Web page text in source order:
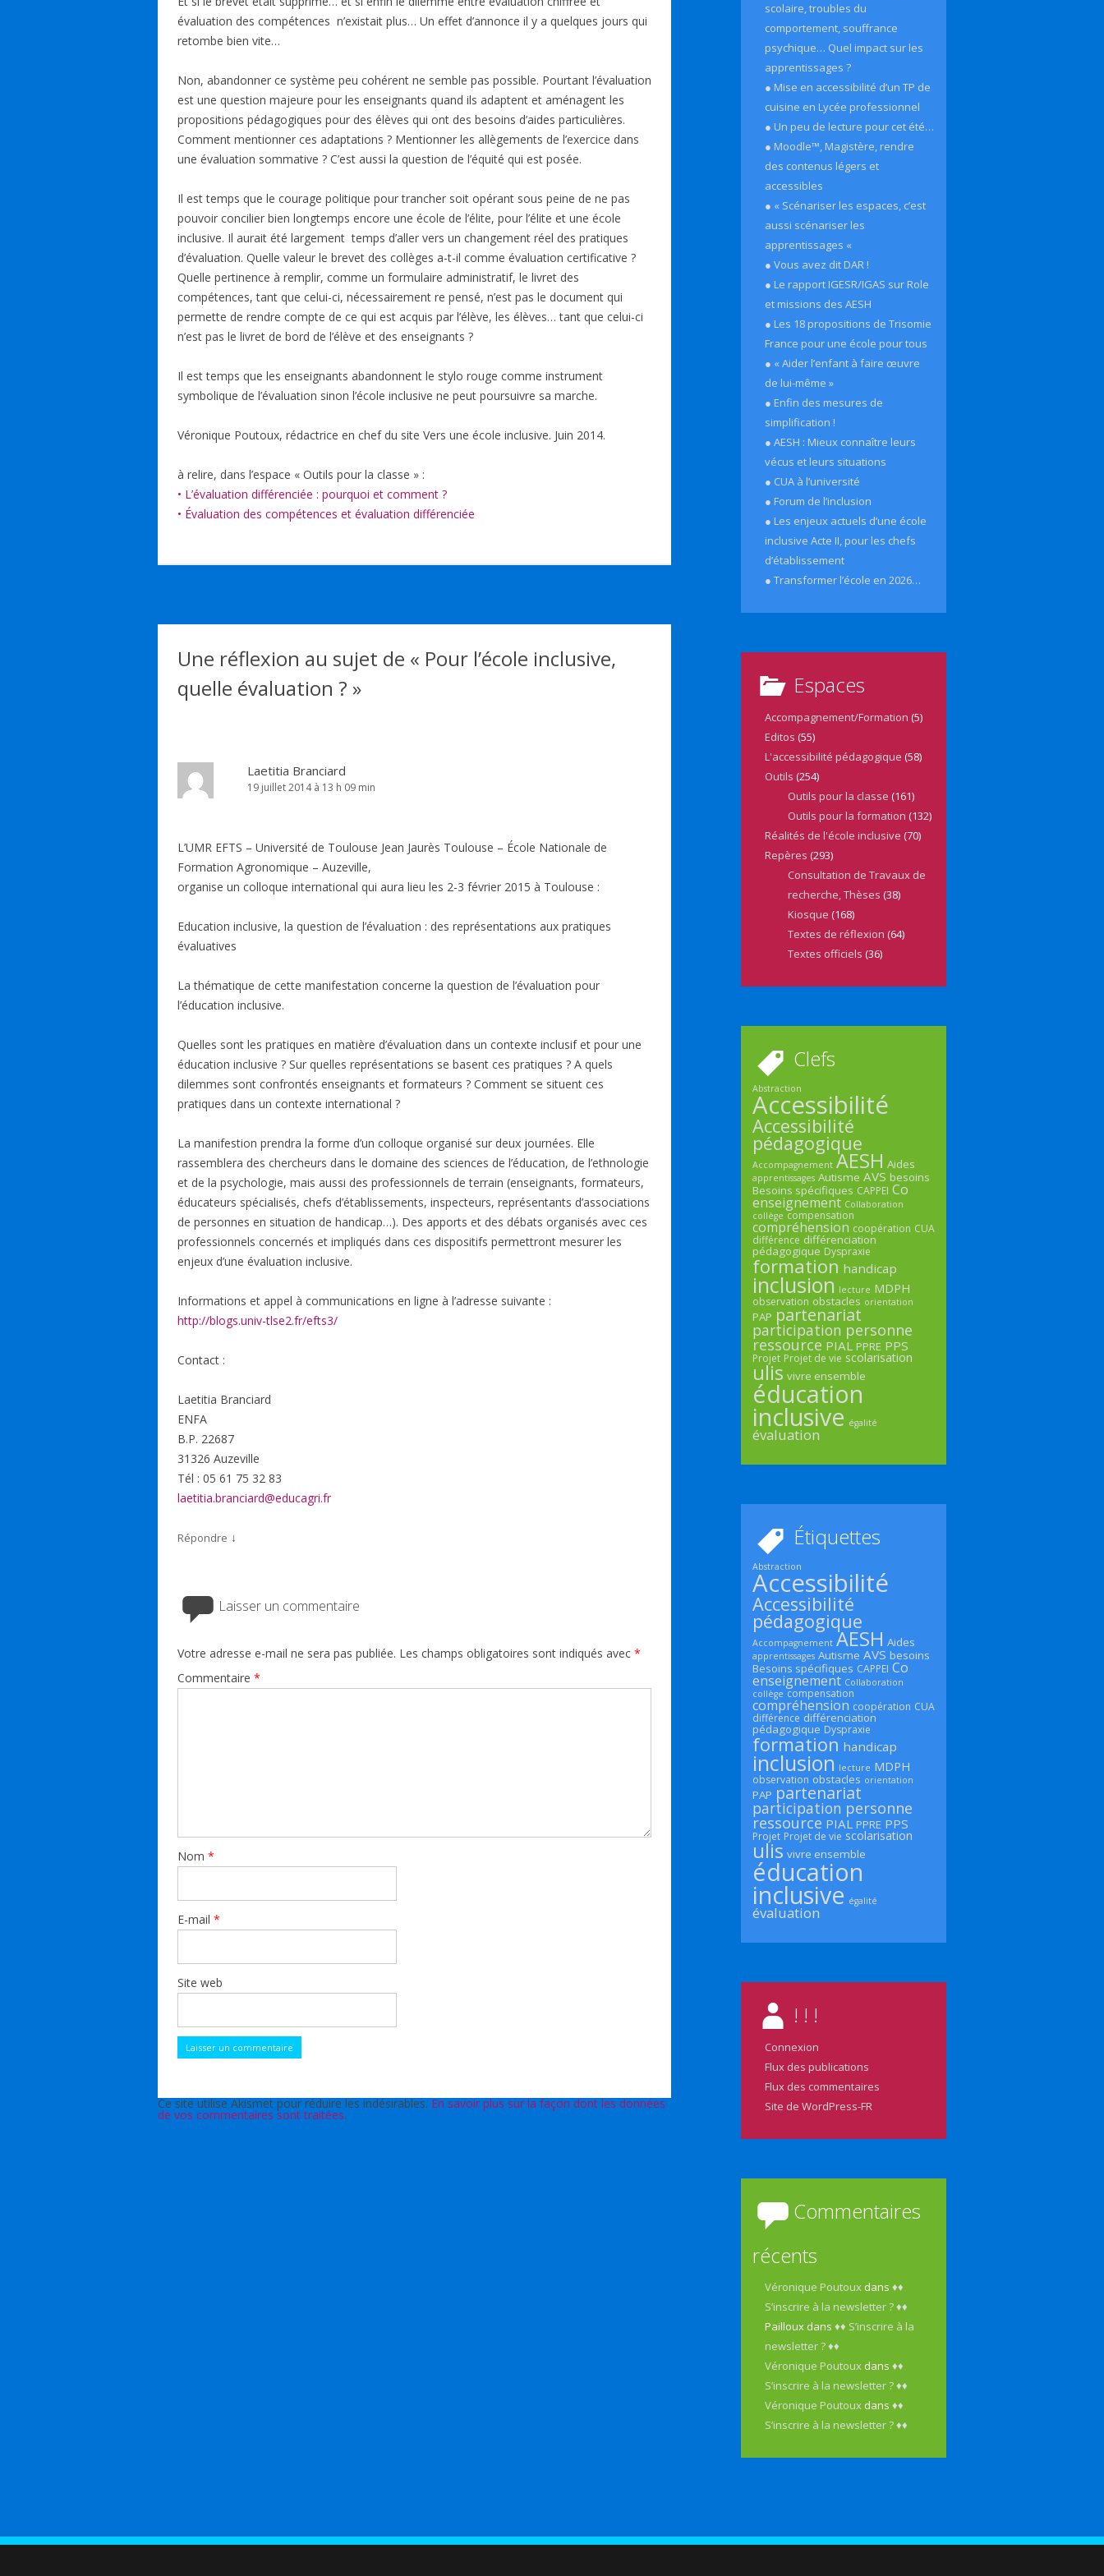
e
b
o
o
k
k
e
n
at
s
p
p
e
y
ai ta
er
évaluation des compétences n’existait plus… Un effet d’annonce il y a quelques jours qui
retombe bien vite…
Non, abandonner ce système peu cohérent ne semble pas possible. Pourtant l’évaluation
est une question majeure pour les enseignants quand ils adaptent et aménagent les
propositions pédagogiques pour des élèves qui ont des besoins d’aides particulières.
Comment mentionner ces adaptations ? Mentionner les allègements de l’exercice dans
une évaluation sommative ? C’est aussi la question de l’équité qui est posée.
Il est temps que le courage politique pour trancher soit opérant sous peine de ne pas
pouvoir concilier bien longtemps encore une école de l’élite, pour l’élite et une école
inclusive. Il aurait été largement temps d’aller vers un changement réel des pratiques
d’évaluation. Quelle valeur le brevet des collèges a-t-il comme évaluation certificative ?
Quelle pertinence à remplir, comme un formulaire administratif, le livret des
compétences, tant que celui-ci, nécessairement re pensé, n’est pas le document qui
permette de rendre compte de ce qui est acquis par l’élève, les élèves… tant que celui-ci
n’est pas le livret de bord de l’élève et des enseignants ?
Il est temps que les enseignants abandonnent le stylo rouge comme instrument
symbolique de l’évaluation sinon l’école inclusive ne peut poursuivre sa marche.
Véronique Poutoux, rédactrice en chef du site Vers une école inclusive. Juin 2014.
à relire, dans l’espace « Outils pour la classe » :
• L’évaluation différenciée : pourquoi et comment ?
• Évaluation des compétences et évaluation différenciée
Une réflexion au sujet de « Pour l’école inclusive,
quelle évaluation ? »
Laetitia Branciard
19 juillet 2014 à 13 h 09 min
L’UMR EFTS – Université de Toulouse Jean Jaurès Toulouse – École Nationale de
Formation Agronomique – Auzeville,
organise un colloque international qui aura lieu les 2-3 février 2015 à Toulouse :
Education inclusive, la question de l’évaluation : des représentations aux pratiques
évaluatives
La thématique de cette manifestation concerne la question de l’évaluation pour
l’éducation inclusive.
Quelles sont les pratiques en matière d’évaluation dans un contexte inclusif et pour une
éducation inclusive ? Sur quelles représentations se basent ces pratiques ? A quels
dilemmes sont confrontés enseignants et formateurs ? Comment se situent ces
pratiques dans un contexte international ?
La manifestion prendra la forme d’un colloque organisé sur deux journées. Elle
rassemblera des chercheurs dans le domaine des sciences de l’éducation, de l’ethnologie
et de la psychologie, mais aussi des professionnels de terrain (enseignants, formateurs,
éducateurs spécialisés, chefs d’établissements, inspecteurs, représentants d’associations
de personnes en situation de handicap…). Des apports et des débats organisés avec ces
professionnels concernés et impliqués dans ces dispositifs permettront mesurer les
enjeux d’une évaluation inclusive.
Informations et appel à communications en ligne à l’adresse suivante :
http://blogs.univ-tlse2.fr/efts3/
Contact :
Laetitia Branciard
ENFA
B.P. 22687
31326 Auzeville
Tél : 05 61 75 32 83
laetitia.branciard@educagri.fr
Répondre ↓
Laisser un commentaire
Votre adresse e-mail ne sera pas publiée. Les champs obligatoires sont indiqués avec *
Commentaire *
Nom *
E-mail *
Site web
Ce site utilise Akismet pour réduire les indésirables. En savoir plus sur la façon dont les données
de vos commentaires sont traitées.
scolaire, troubles du
comportement, souffrance
psychique… Quel impact sur les
apprentissages ?
● Mise en accessibilité d’un TP de
cuisine en Lycée professionnel
● Un peu de lecture pour cet été…
● Moodle™, Magistère, rendre
des contenus légers et
accessibles
● « Scénariser les espaces, c’est
aussi scénariser les
apprentissages «
● Vous avez dit DAR !
● Le rapport IGESR/IGAS sur Role
et missions des AESH
● Les 18 propositions de Trisomie
France pour une école pour tous
● « Aider l’enfant à faire œuvre
de lui-même »
● Enfin des mesures de
simplification !
● AESH : Mieux connaître leurs
vécus et leurs situations
● CUA à l’université
● Forum de l’inclusion
● Les enjeux actuels d’une école
inclusive Acte II, pour les chefs
d’établissement
● Transformer l’école en 2026…
Espaces
Accompagnement/Formation (5)
Editos (55)
L'accessibilité pédagogique (58)
Outils (254)
Outils pour la classe (161)
Outils pour la formation (132)
Réalités de l'école inclusive (70)
Repères (293)
Consultation de Travaux de
recherche, Thèses (38)
Kiosque (168)
Textes de réflexion (64)
Textes officiels (36)
Clefs
Abstraction
Accessibilité
Accessibilité
pédagogique
Accompagnement AESH Aides
apprentissages Autisme AVS besoins
Besoins spécifiques CAPPEI Co
enseignement Collaboration
collège compensation
compréhension coopération CUA
différence différenciation
pédagogique Dyspraxie
formation handicap
inclusion lecture MDPH
observation obstacles orientation
PAP partenariat
participation personne
ressource PIAL PPRE PPS
Projet Projet de vie scolarisation
ulis vivre ensemble
éducation
inclusive égalité
évaluation
Étiquettes
Abstraction
Accessibilité
Accessibilité
pédagogique
Accompagnement AESH Aides
apprentissages Autisme AVS besoins
Besoins spécifiques CAPPEI Co
enseignement Collaboration
collège compensation
compréhension coopération CUA
différence différenciation
pédagogique Dyspraxie
formation handicap
inclusion lecture MDPH
observation obstacles orientation
PAP partenariat
participation personne
ressource PIAL PPRE PPS
Projet Projet de vie scolarisation
ulis vivre ensemble
éducation
inclusive égalité
évaluation
! ! !
Connexion
Flux des publications
Flux des commentaires
Site de WordPress-FR
Commentaires
récents
Véronique Poutoux dans♦♦
S’inscrire à la newsletter ? ♦♦
Pailloux dans♦♦ S’inscrire à la
newsletter ? ♦♦
Véronique Poutoux dans♦♦
S’inscrire à la newsletter ? ♦♦
Véronique Poutoux dans♦♦
S’inscrire à la newsletter ? ♦♦